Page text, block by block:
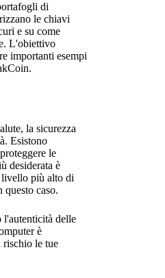
di
le chiavi
e su come
L'obiettivo
importanti esempi
la sicurezza
Esistono
le
desiderata è
livello più alto di
caso.
delle
è
rischio le tue